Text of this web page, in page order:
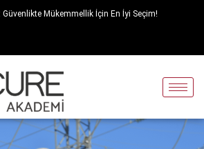
Güvenlikte Mükemmellik İçin En İyi Seçim!